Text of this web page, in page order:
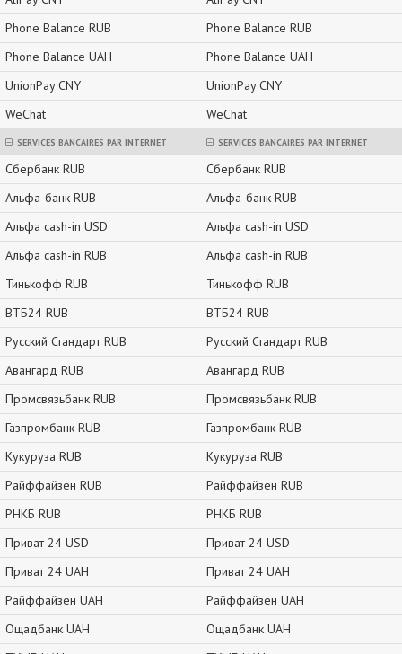
Phone Balance RUB
Phone Balance UAH
UnionPay CNY
WeChat
SERVICES BANCAIRES PAR INTERNET
Сбербанк RUB
Альфа-банк RUB
Альфа cash-in USD
Альфа cash-in RUB
Тинькофф RUB
ВТБ24 RUB
Русский Стандарт RUB
Авангард RUB
Промсвязьбанк RUB
Газпромбанк RUB
Кукуруза RUB
Райффайзен RUB
РНКБ RUB
Приват 24 USD
Приват 24 UAH
Райффайзен UAH
Ощадбанк UAH
Phone Balance RUB
Phone Balance UAH
UnionPay CNY
WeChat
SERVICES BANCAIRES PAR INTERNET
Сбербанк RUB
Альфа-банк RUB
Альфа cash-in USD
Альфа cash-in RUB
Тинькофф RUB
ВТБ24 RUB
Русский Стандарт RUB
Авангард RUB
Промсвязьбанк RUB
Газпромбанк RUB
Кукуруза RUB
Райффайзен RUB
РНКБ RUB
Приват 24 USD
Приват 24 UAH
Райффайзен UAH
Ощадбанк UAH